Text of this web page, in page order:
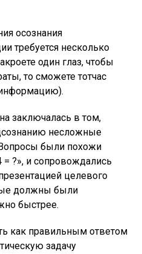
осознания
требуется несколько
один глаз, чтобы
то сможете тотчас
заключалась в том,
несложные
были похожи
= ?», и сопровождались
целевого
должны были
быстрее.
как правильным ответом
задачу